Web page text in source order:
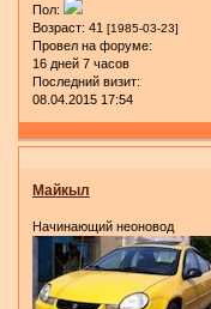
Пол:
Возраст: 41 [1985-03-23]
Провел на форуме:
16 дней 7 часов
Последний визит:
08.04.2015 17:54
Майкыл
Начинающий неоновод